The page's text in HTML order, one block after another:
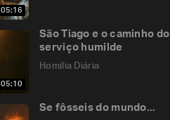
05:16
05:10
São Tiago e o caminho do
serviço humilde
Homilia Diária
Se fôsseis do mundo...